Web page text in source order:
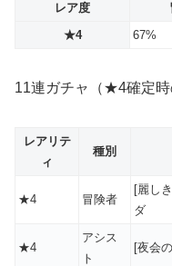
レア度
★4
67%
11連ガチャ（★4確定
レアリテ
ィ
種別
★4 冒険者
[麗し
ダ
★4
アシス
ト
[夜会